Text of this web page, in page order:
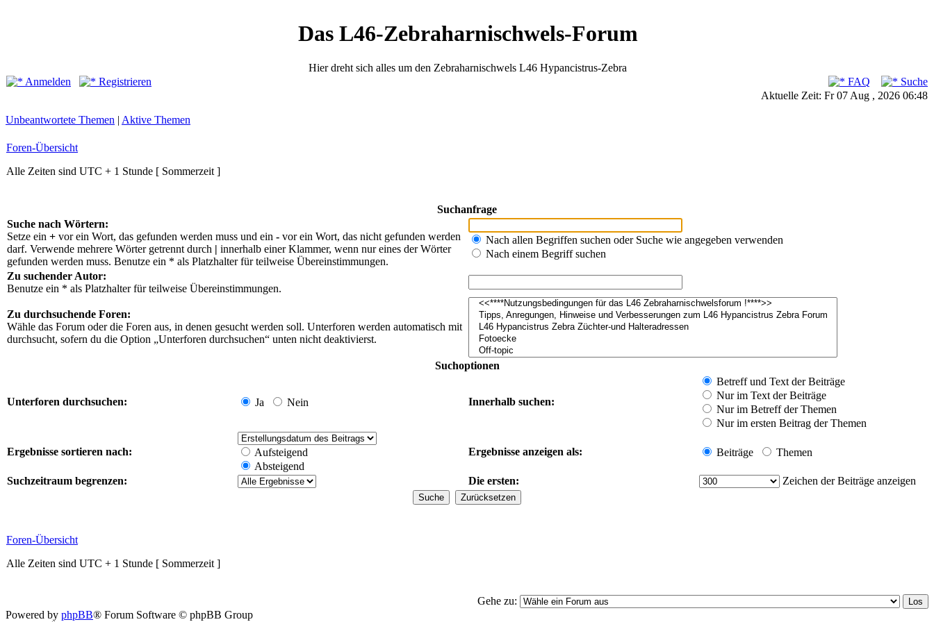
Das L46-Zebraharnischwels-Forum
Hier dreht sich alles um den Zebraharnischwels L46 Hypancistrus-Zebra
Anmelden
Registrieren FAQ
Suche
Aktuelle Zeit: Fr 07 Aug , 2026 06:48
Unbeantwortete Themen | Aktive Themen
Foren-Übersicht
Alle Zeiten sind UTC + 1 Stunde [ Sommerzeit ]
Suchanfrage
Suche nach Wörtern:
Setze ein + vor ein Wort, das gefunden werden muss und ein - vor ein Wort, das nicht gefunden werden
darf. Verwende mehrere Wörter getrennt durch | innerhalb einer Klammer, wenn nur eines der Wörter
gefunden werden muss. Benutze ein * als Platzhalter für teilweise Übereinstimmungen.
Nach allen Begriffen suchen oder Suche wie angegeben verwenden
Nach einem Begriff suchen
Zu suchender Autor:
Benutze ein * als Platzhalter für teilweise Übereinstimmungen.
Zu durchsuchende Foren:
Wähle das Forum oder die Foren aus, in denen gesucht werden soll. Unterforen werden automatisch mit
durchsucht, sofern du die Option „Unterforen durchsuchen“ unten nicht deaktivierst.
Suchoptionen
Unterforen durchsuchen: Ja Nein Innerhalb suchen:
Betreff und Text der Beiträge
Nur im Text der Beiträge
Nur im Betreff der Themen
Nur im ersten Beitrag der Themen
Ergebnisse sortieren nach:
Aufsteigend
Absteigend
Ergebnisse anzeigen als: Beiträge Themen
Suchzeitraum begrenzen: Die ersten: Zeichen der Beiträge anzeigen
Foren-Übersicht
Alle Zeiten sind UTC + 1 Stunde [ Sommerzeit ]
Gehe zu:
Powered by phpBB® Forum Software © phpBB Group